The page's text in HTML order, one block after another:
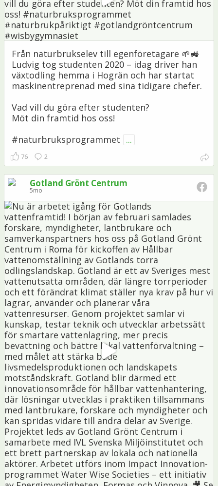
Från naturbrukselev till egenföretagare 🌱🚜
Ludvig tog studenten 2020 – idag driver han
växtodling hemma i Hogrän och har startat
maskinentreprenad med sina tidigare chefer.
Vad vill du göra efter studenten?
Möt din framtid hos oss!
#naturbruksprogrammet ...
76 2
Gotland Grönt Centrum
5mo